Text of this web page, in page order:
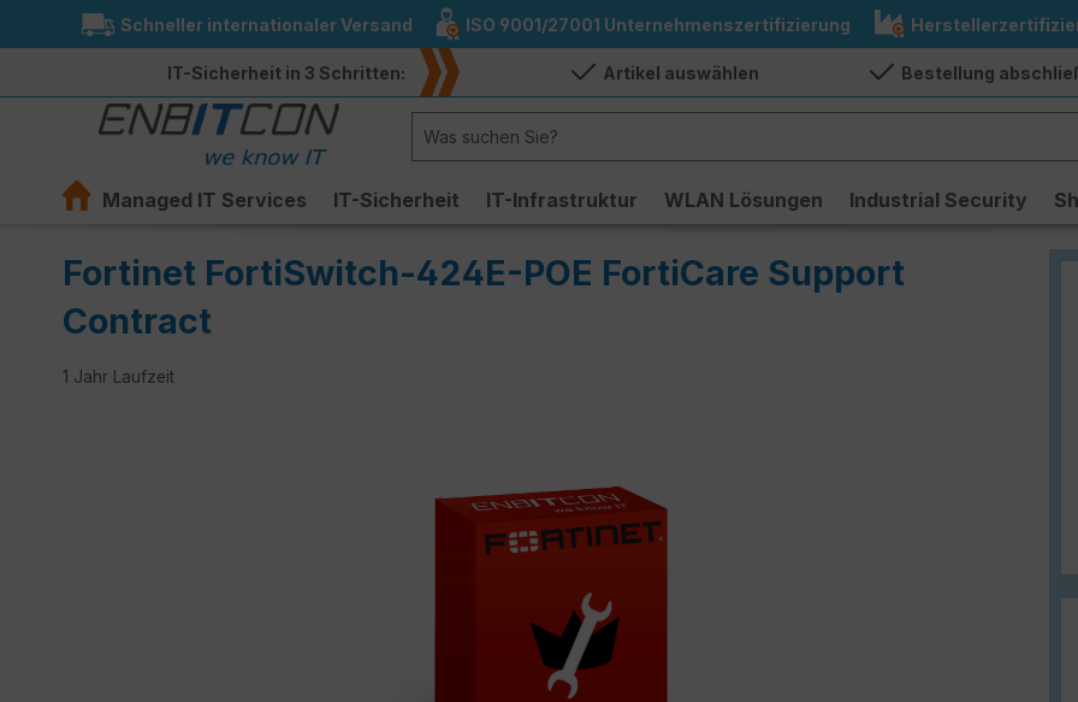
Zur Hauptnavigation springen
Schneller internationaler Versand ISO 9001/27001 Unternehmenszertifizierung
IT-Sicherheit in 3 Schritten: Artikel auswählen Bestellung
Managed IT Services IT-Sicherheit IT-Infrastruktur WLAN Lösungen Industrial Security
Fortinet FortiSwitch-424E-POE FortiCare Support
Contract
1 Jahr Laufzeit